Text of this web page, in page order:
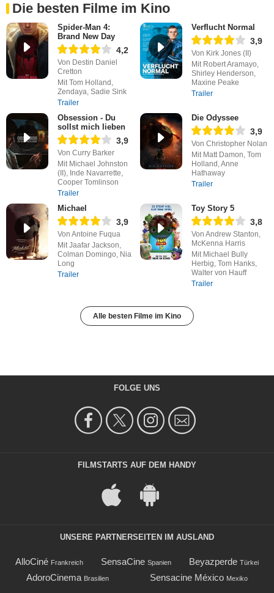
Die besten Filme im Kino
Spider-Man 4:
Brand New Day
4,2
Von Destin Daniel
Cretton
Mit Tom Holland,
Zendaya, Sadie Sink
Trailer
Verflucht Normal
3,9
Von Kirk Jones (II)
Mit Robert Aramayo,
Shirley Henderson,
Maxine Peake
Trailer
Obsession - Du
sollst mich lieben
3,9
Von Curry Barker
Mit Michael Johnston
(II), Inde Navarrette,
Cooper Tomlinson
Trailer
Die Odyssee
3,9
Von Christopher Nolan
Mit Matt Damon, Tom
Holland, Anne
Hathaway
Trailer
Michael
3,9
Von Antoine Fuqua
Mit Jaafar Jackson,
Colman Domingo, Nia
Long
Trailer
Toy Story 5
3,8
Von Andrew Stanton,
McKenna Harris
Mit Michael Bully
Herbig, Tom Hanks,
Walter von Hauff
Trailer
Alle besten Filme im Kino
FOLGE UNS
FILMSTARTS AUF DEM HANDY
UNSERE PARTNERSEITEN IM AUSLAND
AlloCiné Frankreich SensaCine Spanien Beyazperde Türkei
AdoroCinema Brasilien Sensacine México Mexiko